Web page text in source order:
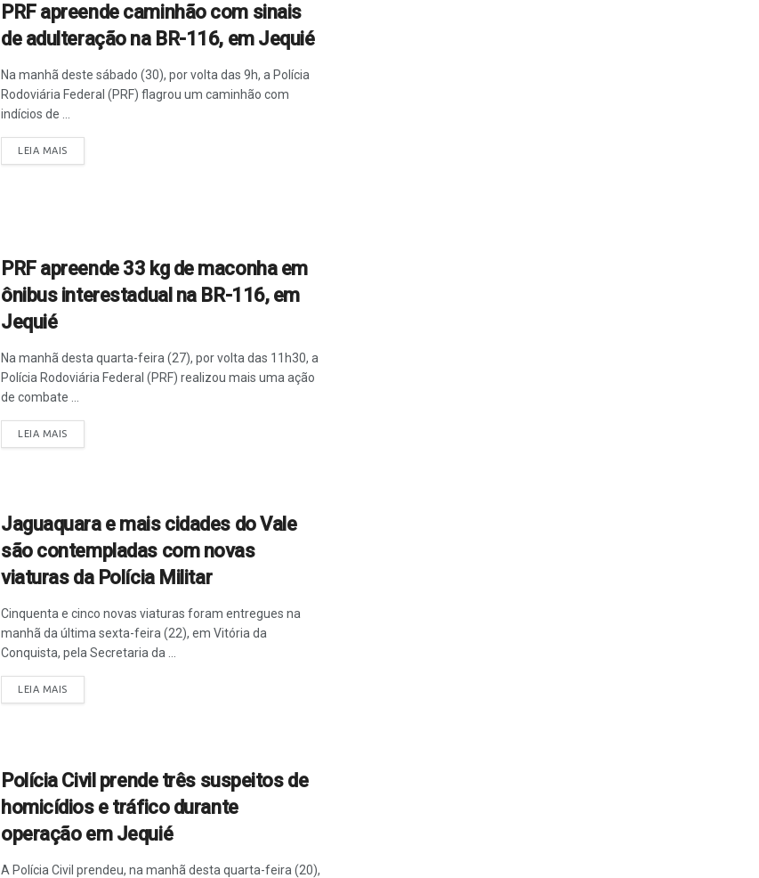
PRF apreende caminhão com sinais
de adulteração na BR-116, em Jequié
Na manhã deste sábado (30), por volta das 9h, a Polícia
Rodoviária Federal (PRF) flagrou um caminhão com
indícios de ...
LEIA MAIS
PRF apreende 33 kg de maconha em
ônibus interestadual na BR-116, em
Jequié
Na manhã desta quarta-feira (27), por volta das 11h30, a
Polícia Rodoviária Federal (PRF) realizou mais uma ação
de combate ...
LEIA MAIS
Jaguaquara e mais cidades do Vale
são contempladas com novas
viaturas da Polícia Militar
Cinquenta e cinco novas viaturas foram entregues na
manhã da última sexta-feira (22), em Vitória da
Conquista, pela Secretaria da ...
LEIA MAIS
Polícia Civil prende três suspeitos de
homicídios e tráfico durante
operação em Jequié
A Polícia Civil prendeu, na manhã desta quarta-feira (20),